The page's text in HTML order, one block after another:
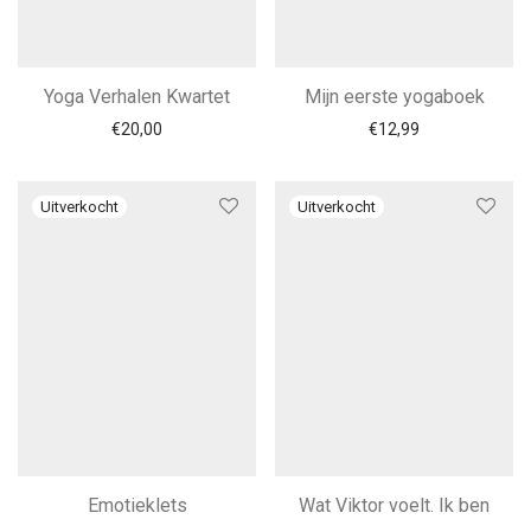
Yoga Verhalen Kwartet
€20,00
Mijn eerste yogaboek
€12,99
Emotieklets
Wat Viktor voelt. Ik ben